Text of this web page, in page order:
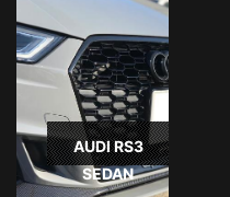
AUDI RS3
SEDAN